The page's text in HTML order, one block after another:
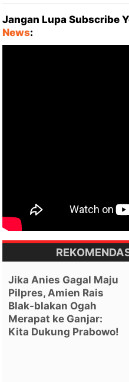
Jangan Lupa Subscribe
News:
Jika Anies Gagal Maju
Pilpres, Amien Rais
Blak-blakan Ogah
Merapat ke Ganjar:
Kita Dukung Prabowo!